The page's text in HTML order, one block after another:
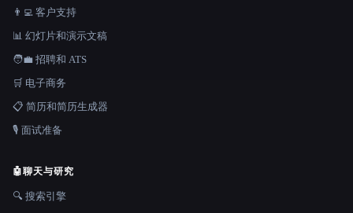
👨‍💻 客户支持
📊 幻灯片和演示文稿
🧑‍💼 招聘和 ATS
🛒 电子商务
📋 简历和简历生成器
🎙️ 面试准备
🤖聊天与研究
🔍 搜索引擎